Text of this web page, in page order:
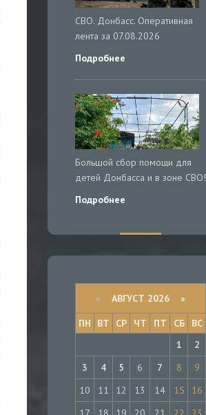
СВО. Донбасс. Оперативная
лента за 07.08.2026
Подробнее
Большой сбор помощи для
детей Донбасса и в зоне СВО!
Подробнее
« АВГУСТ 2026 »
ПН
ВТ СР ЧТ ПТ СБ
ВС
1
2
3
4 5 6 7 8
9
10
11 12 13 14 15
16